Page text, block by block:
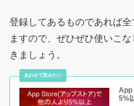
登録してあるものであれば
ますので、ぜひぜひ使いこ
きましょう。
App
5%